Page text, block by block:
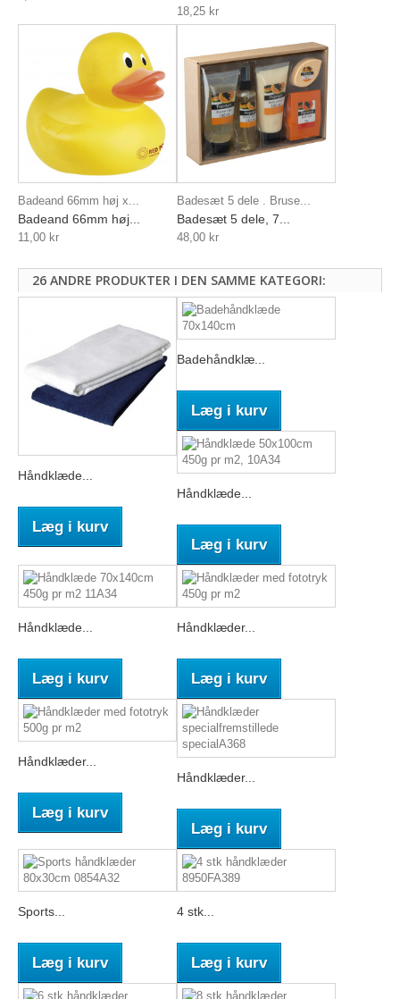
18,25 kr
Badeand 66mm høj x...
Badeand 66mm høj...
11,00 kr
Badesæt 5 dele . Bruse...
Badesæt 5 dele, 7...
48,00 kr
26 ANDRE PRODUKTER I DEN SAMME KATEGORI:
Håndklæde...
Læg i kurv
Badehåndklæ...
Læg i kurv
Håndklæde...
Læg i kurv
Håndklæde...
Læg i kurv
Håndklæder...
Læg i kurv
Håndklæder...
Læg i kurv
Håndklæder...
Læg i kurv
Sports...
Læg i kurv
4 stk...
Læg i kurv